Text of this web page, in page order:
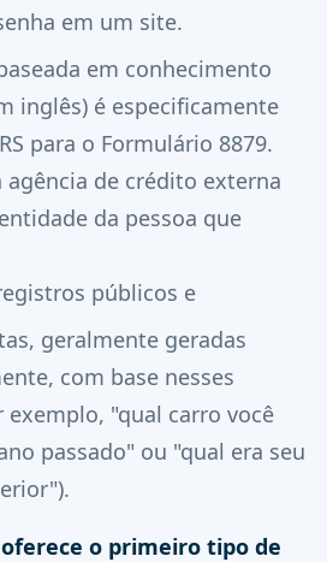
em um site.
em conhecimento
inglês) é especificamente
para o Formulário 8879.
agência de crédito externa
da pessoa que
públicos e
geralmente geradas
com base nesses
exemplo, "qual carro você
passado" ou "qual era seu
o primeiro tipo de